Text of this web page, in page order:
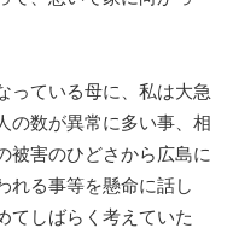
ている母に、私は大急
の数が異常に多い事、相
被害のひどさから広島に
れる事等を懸命に話し
てしばらく考えていた